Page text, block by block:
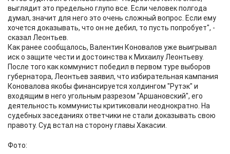
выглядит это предельно глупо все. Если человек полгода
думал, значит для него это очень сложный вопрос. Если ему
хочется доказывать, что он не дебил, то пусть попробует", -
сказал Леонтьев.
Как ранее сообщалось, Валентин Коновалов уже выигрывал
иск о защите чести и достоинства к Михаилу Леонтьеву.
После того как коммунист победил в первом туре выборов
губернатора, Леонтьев заявил, что избирательная кампания
Коновалова якобы финансируется холдингом "Рутэк" и
входящим в него угольным разрезом "Аршановский", его
деятельность коммунисты критиковали неоднократно. На
судебных заседаниях ответчики не стали доказывать свою
правоту. Суд встал на сторону главы Хакасии.
Фото: